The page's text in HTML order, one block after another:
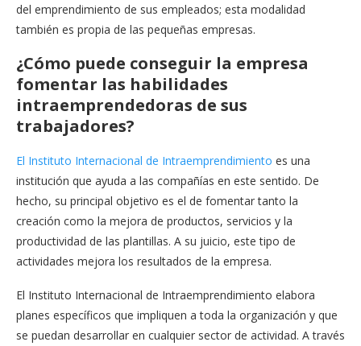
del emprendimiento de sus empleados; esta modalidad
también es propia de las pequeñas empresas.
¿Cómo puede conseguir la empresa
fomentar las habilidades
intraemprendedoras de sus
trabajadores?
El Instituto Internacional de Intraemprendimiento es una
institución que ayuda a las compañías en este sentido. De
hecho, su principal objetivo es el de fomentar tanto la
creación como la mejora de productos, servicios y la
productividad de las plantillas. A su juicio, este tipo de
actividades mejora los resultados de la empresa.
El Instituto Internacional de Intraemprendimiento elabora
planes específicos que impliquen a toda la organización y que
se puedan desarrollar en cualquier sector de actividad. A través